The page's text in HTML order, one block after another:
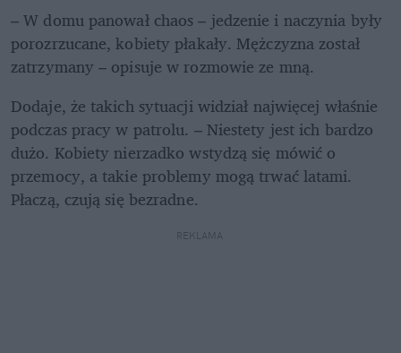
– W domu panował chaos – jedzenie i naczynia były
porozrzucane, kobiety płakały. Mężczyzna został
zatrzymany – opisuje w rozmowie ze mną.
Dodaje, że takich sytuacji widział najwięcej właśnie
podczas pracy w patrolu. – Niestety jest ich bardzo
dużo. Kobiety nierzadko wstydzą się mówić o
przemocy, a takie problemy mogą trwać latami.
Płaczą, czują się bezradne.
REKLAMA